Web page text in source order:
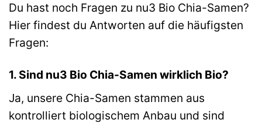
Du hast noch Fragen zu nu3 Bio Chia-Samen?
Hier findest du Antworten auf die häufigsten
Fragen:
1. Sind nu3 Bio Chia-Samen wirklich Bio?
Ja, unsere Chia-Samen stammen aus
kontrolliert biologischem Anbau und sind